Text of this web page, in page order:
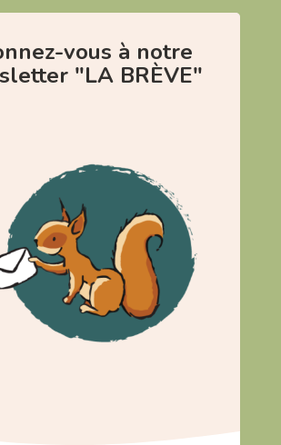
vous à notre
"LA BRÈVE"